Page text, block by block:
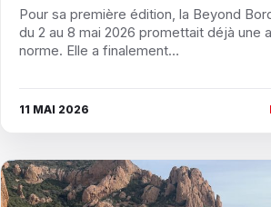
Pour sa première édition, la Beyond
du 2 au 8 mai 2026 promettait déjà une
norme. Elle a finalement…
11 MAI 2026